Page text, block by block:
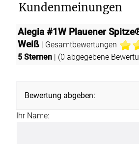
Kundenmeinungen
Alegia #1W Plauener
Weiß| Gesamtbewertungen
5 Sternen
| (0 abgegebene
Bewertung abgeben:
Ihr Name: